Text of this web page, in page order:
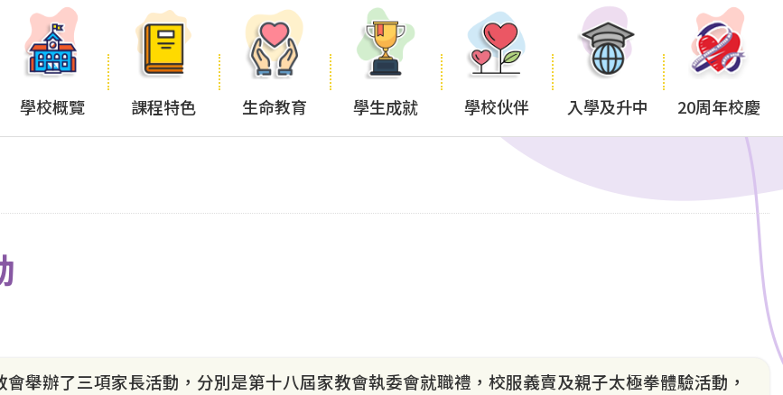
學校概覽 課程特色 生命教育 學生成就 學校伙伴 入學及升中 20周年校慶
舉辦了三項家長活動，分別是第十八屆家教會執委會就職禮，校服義賣及親子太極拳體驗活動，